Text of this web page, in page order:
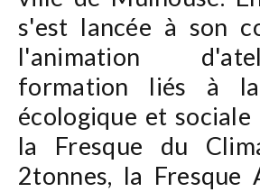
s'est lancée à son
l'animation
formation liés à
écologique et sociale
la Fresque du
2tonnes, la Fresque